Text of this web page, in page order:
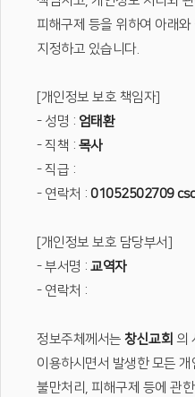
피해구제 등을 위하여 아래
지정하고 있습니다.
[개인정보 보호 책임자]
- 성명 : 엄태환
- 직책 : 목사
- 직급 :
- 연락처 : 01052502709
[개인정보 보호 담당부서]
- 부서명 : 교역자
- 연락처 :
정보주체께서는 창신교회 의
이용하시면서 발생한 모든 개
불만처리, 피해구제 등에 관